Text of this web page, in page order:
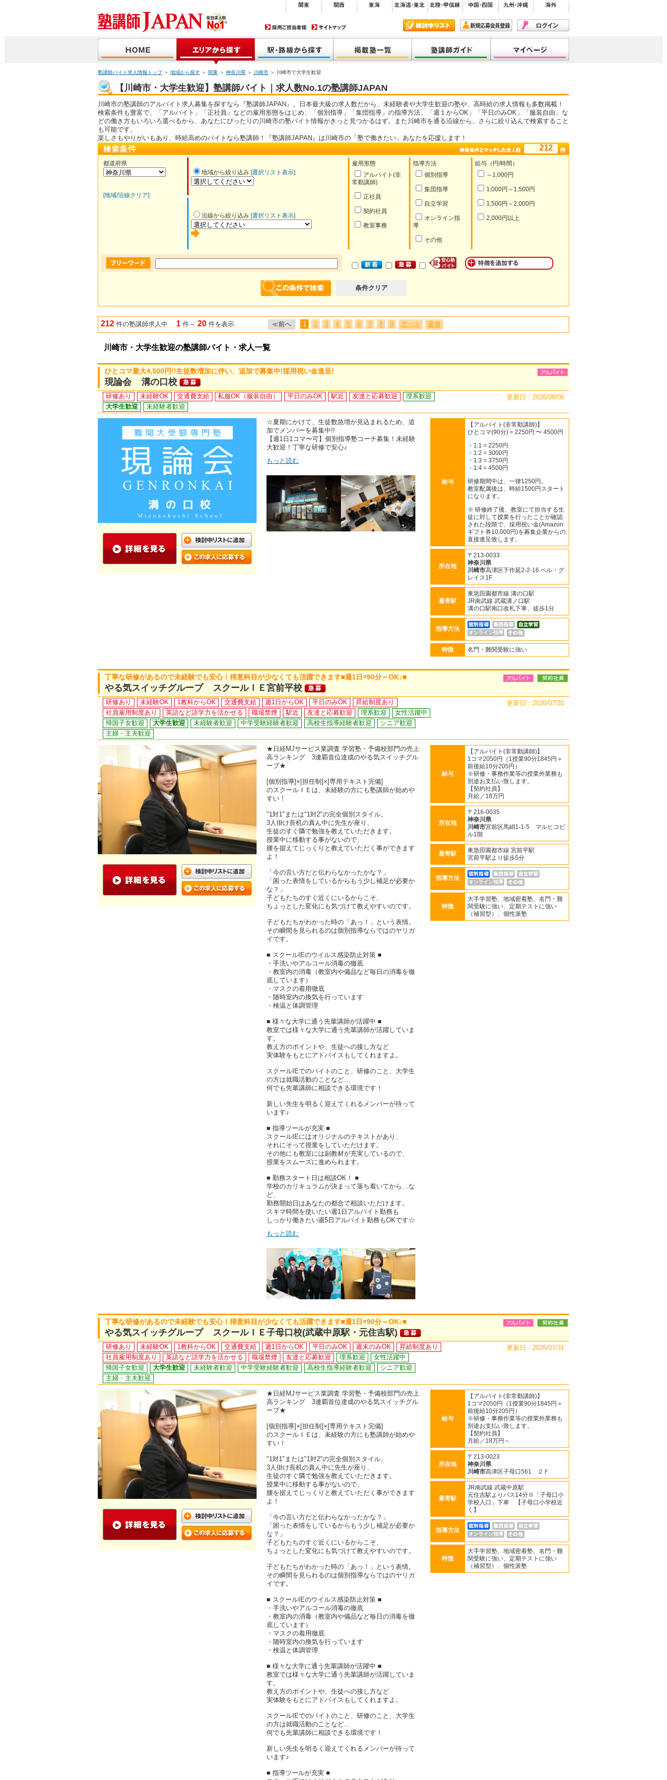
塾講師バイト求人情報トップ＞ 地域から探す ＞ 関東 ＞ 神奈川県 ＞ 川崎市 ＞ 川崎市で大学生歓迎
【川崎市・大学生歓迎】塾講師バイト｜求人数No.1の塾講師JAPAN
川崎市の塾講師のアルバイト求人募集を探すなら『塾講師JAPAN』。日本最大級の求人数だから、未経験者や大学生歓迎の塾や、高時給の求人情報も多数掲載！
検索条件も豊富で、「アルバイト」「正社員」などの雇用形態をはじめ、「個別指導」「集団指導」の指導方法、「週１からOK」「平日のみOK」「服装自由」な
どの働き方もいろいろ選べるから、あなたにぴったりの川崎市の塾バイト情報がきっと見つかるはず。また川崎市を通る沿線から、さらに絞り込んで検索すること
も可能です。
楽しさもやりがいもあり、時給高めのバイトなら塾講師！『塾講師JAPAN』は川崎市の「塾で働きたい」あなたを応援します！
212
都道府県
[地域/沿線クリア]
地域から絞り込み [選択リスト表示]
雇用形態
アルバイト(非
常勤講師)
正社員
契約社員
教室事務
指導方法
個別指導
集団指導
自立学習
オンライン指
導
その他
給与（円/時間）
～1,000円
1,000円～1,500円
1,500円～2,000円
2,000円以上
沿線から絞り込み [選択リスト表示]
条件クリア
212 件の塾講師求人中 1 件～ 20 件を表示 ≪前へ 1 2 3 4 5 6 7 8 9 次へ≫ 最後
川崎市・大学生歓迎の塾講師バイト・求人一覧
ひとコマ最大4,500円!!生徒数増加に伴い、追加で募集中!採用祝い金進呈!
現論会 溝の口校
研修あり 未経験OK 交通費支給 私服OK（服装自由） 平日のみOK 駅近 友達と応募歓迎
理系歓迎
大学生歓迎
未経験者歓迎
更新日：2026/08/06
☆夏期にかけて、生徒数急増が見込まれるため、追
加でメンバーを募集中!!
【週1日1コマ〜可】個別指導塾コーチ募集！未経験
大歓迎！丁寧な研修で安心♪
もっと読む
給与
【アルバイト(非常勤講師)】
ひとコマ(90分) = 2250円 〜 4500円
・1:1 = 2250円
・1:2 = 3000円
・1:3 = 3750円
・1:4 = 4500円
研修期間中は、一律1250円。
教室配属後は、時給1500円スタート
になります。
※ 研修終了後、教室にて担当する生
徒に対して授業を行ったことが確認
された段階で、採用祝い金(Amazon
ギフト券10,000円)を募集企業からの
直接進呈致します。
所在地
〒213-0033
神奈川県
川崎市高津区下作延2-2-16 ベル・グ
レイス1F
最寄駅
東急田園都市線 溝の口駅
JR南武線 武蔵溝ノ口駅
溝の口駅南口改札下車、徒歩1分
指導方法
オンライン指導
特徴 名門・難関受験に強い
丁寧な研修があるので未経験でも安心！得意科目が少なくても活躍できます■週1日×90分～OK♪■
やる気スイッチグループ スクールＩＥ宮前平校
研修あり 未経験OK 1教科からOK 交通費支給 週1日からOK 平日のみOK
昇給制度あり
社員雇用制度あり
英語など語学力を活かせる 職場禁煙 駅近 友達と応募歓迎 理系歓迎
女性活躍中
帰国子女歓迎
大学生歓迎 未経験者歓迎 中学受験経験者歓迎 高校生指導経験者歓迎
シニア歓迎
主婦・主夫歓迎
更新日：2026/07/31
★日経MJサービス業調査 学習塾・予備校部門の売上
高ランキング 3連覇首位達成のやる気スイッチグル
ープ★
[個別指導]×[担任制]×[専用テキスト完備]
のスクールＩＥは、未経験の方にも塾講師が始めや
すい！
"1対1"または"1対2"の完全個別スタイル。
3人掛け長机の真ん中に先生が座り、
生徒のすぐ隣で勉強を教えていただきます。
授業中に移動する事がないので、
腰を据えてじっくりと教えていただく事ができます
よ！
「今の言い方だと伝わらなかったかな？」
「困った表情をしているからもう少し補足が必要か
な？」
子どもたちのすぐ近くにいるからこそ、
ちょっとした変化にも気づけて教えやすいのです。
子どもたちがわかった時の「あっ！」という表情。
その瞬間を見られるのは個別指導ならではのヤリガ
イです。
■ スクールIEのウイルス感染防止対策 ■
・手洗いやアルコール消毒の徹底
・教室内の消毒（教室内や備品など毎日の消毒を徹
底しています）
・マスクの着用徹底
・随時室内の換気を行っています
・検温と体調管理
■ 様々な大学に通う先輩講師が活躍中 ■
教室では様々な大学に通う先輩講師が活躍していま
す。
教え方のポイントや、生徒への接し方など
実体験をもとにアドバイスもしてくれますよ。
スクールIEでのバイトのこと、研修のこと、大学生
の方は就職活動のことなど…
何でも先輩講師に相談できる環境です！
新しい先生を明るく迎えてくれるメンバーが待って
います♪
■ 指導ツールが充実 ■
スクールIEにはオリジナルのテキストがあり、
それにそって授業をしていただけます。
その他にも教室には副教材が充実しているので、
授業をスムーズに進められます。
■ 勤務スタート日は相談OK！ ■
学校のカリキュラムが決まって落ち着いてから…な
ど、
勤務開始日はあなたの都合で相談いただけます。
スキマ時間を使いたい週1日アルバイト勤務も
しっかり働きたい週5日アルバイト勤務もOKです☆
もっと読む
給与
【アルバイト(非常勤講師)】
1コマ2050円（1授業90分1845円＋
前後給10分205円）
※研修・事務作業等の授業外業務も
別途お支払い致します。
【契約社員】
月給／18万円
所在地
〒216-0035
神奈川県
川崎市宮前区馬絹1-1-5 マルヒコビ
ル1階
最寄駅
東急田園都市線 宮前平駅
宮前平駅より徒歩5分
指導方法
オンライン指導
特徴
大手学習塾、地域密着塾、名門・難
関受験に強い、定期テストに強い
（補習型）、個性派塾
丁寧な研修があるので未経験でも安心！得意科目が少なくても活躍できます■週1日×90分～OK♪■
やる気スイッチグループ スクールＩＥ子母口校(武蔵中原駅・元住吉駅)
研修あり 未経験OK 1教科からOK 交通費支給 週1日からOK 平日のみOK 週末のみOK
昇給制度あり
社員雇用制度あり
英語など語学力を活かせる 職場禁煙 友達と応募歓迎 理系歓迎
女性活躍中
帰国子女歓迎
大学生歓迎 未経験者歓迎 中学受験経験者歓迎 高校生指導経験者歓迎
シニア歓迎
主婦・主夫歓迎
更新日：2026/07/31
★日経MJサービス業調査 学習塾・予備校部門の売上
高ランキング 3連覇首位達成のやる気スイッチグル
ープ★
[個別指導]×[担任制]×[専用テキスト完備]
のスクールＩＥは、未経験の方にも塾講師が始めや
すい！
"1対1"または"1対2"の完全個別スタイル。
3人掛け長机の真ん中に先生が座り、
生徒のすぐ隣で勉強を教えていただきます。
授業中に移動する事がないので、
腰を据えてじっくりと教えていただく事ができます
よ！
「今の言い方だと伝わらなかったかな？」
「困った表情をしているからもう少し補足が必要か
な？」
子どもたちのすぐ近くにいるからこそ、
ちょっとした変化にも気づけて教えやすいのです。
子どもたちがわかった時の「あっ！」という表情。
その瞬間を見られるのは個別指導ならではのヤリガ
イです。
■ スクールIEのウイルス感染防止対策 ■
・手洗いやアルコール消毒の徹底
・教室内の消毒（教室内や備品など毎日の消毒を徹
底しています）
・マスクの着用徹底
・随時室内の換気を行っています
・検温と体調管理
■ 様々な大学に通う先輩講師が活躍中 ■
教室では様々な大学に通う先輩講師が活躍していま
す。
教え方のポイントや、生徒への接し方など
実体験をもとにアドバイスもしてくれますよ。
スクールIEでのバイトのこと、研修のこと、大学生
の方は就職活動のことなど…
何でも先輩講師に相談できる環境です！
新しい先生を明るく迎えてくれるメンバーが待って
います♪
■ 指導ツールが充実 ■
給与
【アルバイト(非常勤講師)】
1コマ2050円（1授業90分1845円＋
前後給10分205円）
※研修・事務作業等の授業外業務も
別途お支払い致します。
【契約社員】
月給／18万円～
所在地
〒213-0023
神奈川県
川崎市高津区子母口561 ２Ｆ
最寄駅
JR南武線 武蔵中原駅
元住吉駅よりバス14分※「子母口小
学校入口」下車 【子母口小学校近
く】
指導方法
オンライン指導
特徴
大手学習塾、地域密着塾、名門・難
関受験に強い、定期テストに強い
（補習型）、個性派塾